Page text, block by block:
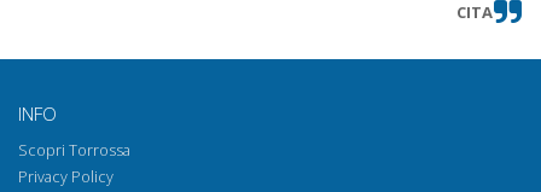
CITA
INFO
Scopri Torrossa
Privacy Policy